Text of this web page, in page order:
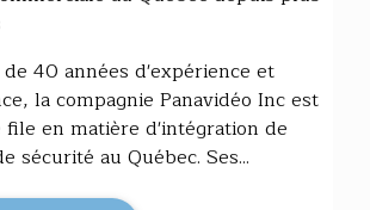
40 années d'expérience et
la compagnie Panavidéo Inc est
en matière d'intégration de
sécurité au Québec. Ses...